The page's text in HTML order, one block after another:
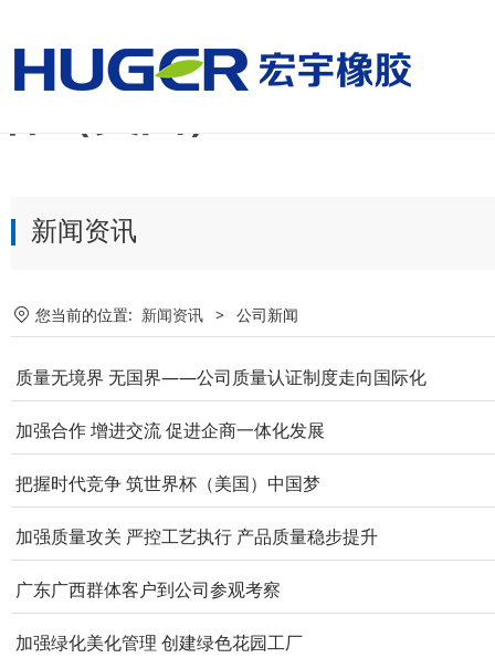
美国国家男子足球队
杯（美国）
新闻资讯
您当前的位置: 新闻资讯 > 公司新闻
质量无境界 无国界——公司质量认证制度走向国际化
加强合作 增进交流 促进企商一体化发展
把握时代竞争 筑世界杯（美国）中国梦
加强质量攻关 严控工艺执行 产品质量稳步提升
广东广西群体客户到公司参观考察
加强绿化美化管理 创建绿色花园工厂